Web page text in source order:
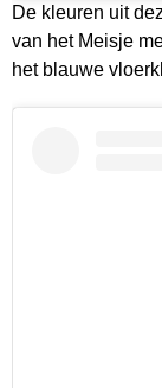
De kleuren uit
van het Meisje
het blauwe